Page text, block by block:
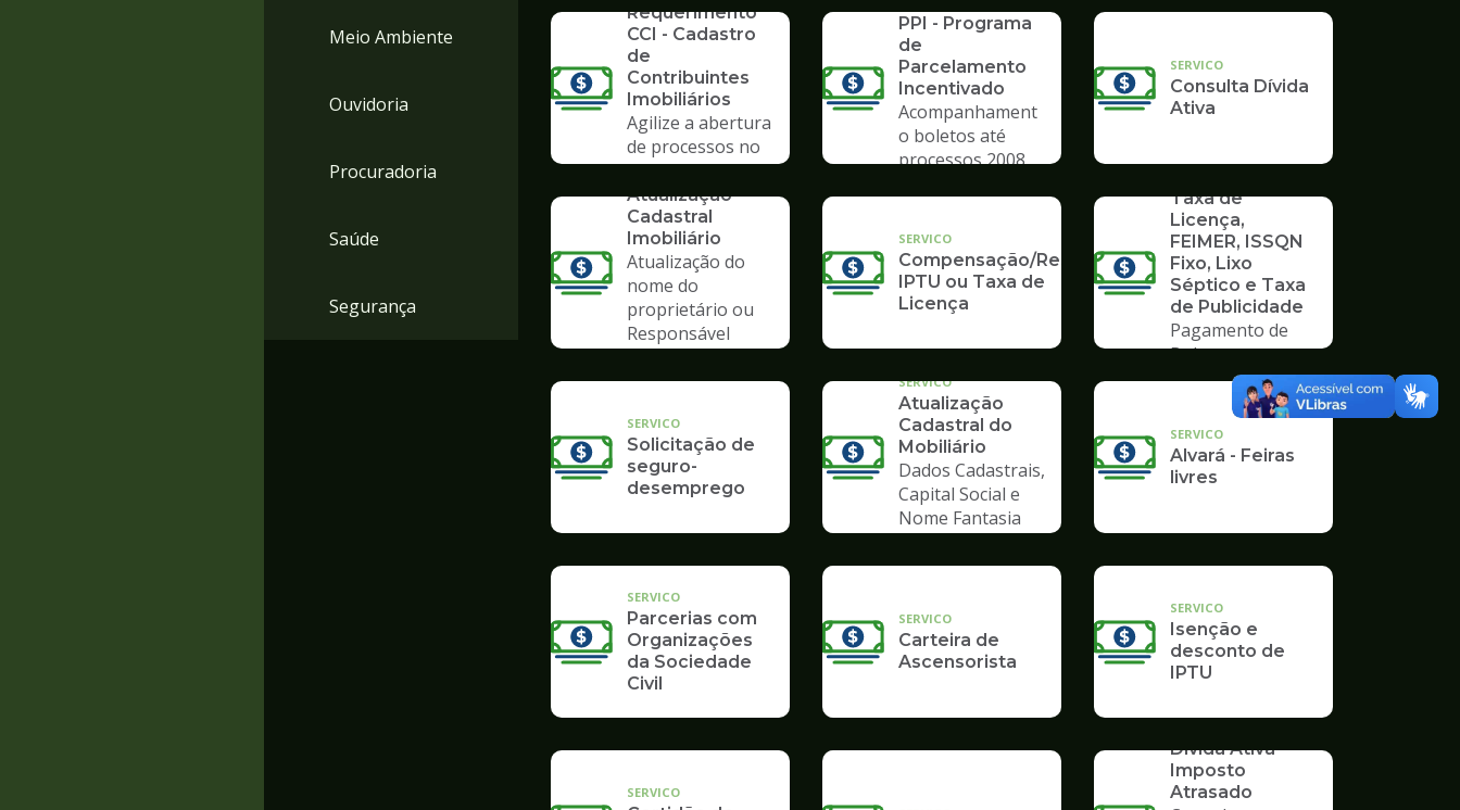
Meio Ambiente
Ouvidoria
Procuradoria
Saúde
Segurança
Requerimento
CCI - Cadastro
de
Contribuintes
Imobiliários
Agilize a abertura
de processos no
Poupatempo
PPI - Programa
de
Parcelamento
Incentivado
Acompanhament
o boletos até
processos 2008
SERVICO
Consulta Dívida
Ativa
Atualização
Cadastral
Imobiliário
Atualização do
nome do
proprietário ou
Responsável
SERVICO
Compensação/Restituição
IPTU ou Taxa de
Licença
Taxa de
Licença,
FEIMER, ISSQN
Fixo, Lixo
Séptico e Taxa
de Publicidade
Pagamento de
Boleto
SERVICO
Solicitação de
seguro-
desemprego
SERVICO
Atualização
Cadastral do
Mobiliário
Dados Cadastrais,
Capital Social e
Nome Fantasia
SERVICO
Alvará - Feiras
livres
SERVICO
Parcerias com
Organizações
da Sociedade
Civil
SERVICO
Carteira de
Ascensorista
SERVICO
Isenção e
desconto de
IPTU
SERVICO
Dívida Ativa -
Imposto
Atrasado